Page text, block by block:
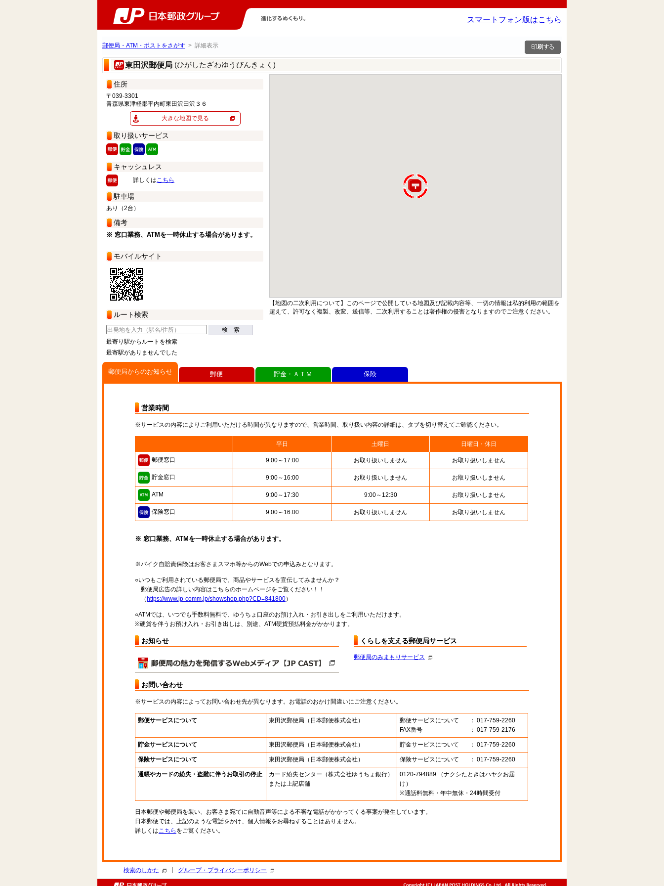
スマートフォン版はこちら
郵便局・ATM・ポストをさがす > 詳細表示
東田沢郵便局 (ひがしたざわゆうびんきょく)
住所
〒039-3301
青森県東津軽郡平内町東田沢田沢３６
大きな地図で見る
取り扱いサービス
キャッシュレス
詳しくはこちら
駐車場
あり（2台）
備考
※ 窓口業務、ATMを一時休止する場合があります。
モバイルサイト
ルート検索
検 索
最寄り駅からルートを検索
最寄駅がありませんでした
【地図の二次利用について】このページで公開している地図及び記載内容等、一切の情報は私的利用の範囲を
超えて、許可なく複製、改変、送信等、二次利用することは著作権の侵害となりますのでご注意ください。
郵便局からのお知らせ
営業時間
※サービスの内容によりご利用いただける時間が異なりますので、営業時間、取り扱い内容の詳細は、タブを切り替えてご確認ください。
平日 土曜日 日曜日・休日
郵便窓口 9:00～17:00 お取り扱いしません お取り扱いしません
貯金窓口 9:00～16:00 お取り扱いしません お取り扱いしません
ATM 9:00～17:30 9:00～12:30 お取り扱いしません
保険窓口 9:00～16:00 お取り扱いしません お取り扱いしません
※ 窓口業務、ATMを一時休止する場合があります。
※バイク自賠責保険はお客さまスマホ等からのWebでの申込みとなります。
○いつもご利用されている郵便局で、商品やサービスを宣伝してみませんか？
郵便局広告の詳しい内容はこちらのホームページをご覧ください！！
（ https://www.jp-comm.jp/showshop.php?CD=841800）
○ATMでは、いつでも手数料無料で、ゆうちょ口座のお預け入れ・お引き出しをご利用いただけます。
※硬貨を伴うお預け入れ・お引き出しは、別途、ATM硬貨預払料金がかかります。
お知らせ くらしを支える郵便局サービス
郵便局のみまもりサービス
お問い合わせ
※サービスの内容によってお問い合わせ先が異なります。お電話のおかけ間違いにご注意ください。
郵便サービスについて 東田沢郵便局 （日本郵便株式会社） 郵便サービスについて
： 017-759-2260
FAX番号
： 017-759-2176
貯金サービスについて 東田沢郵便局 （日本郵便株式会社） 貯金サービスについて ： 017-759-2260
保険サービスについて 東田沢郵便局 （日本郵便株式会社） 保険サービスについて ： 017-759-2260
通帳やカードの紛失・盗難に伴うお取引の停止 カード紛失センター （株式会社ゆうちょ銀行）
または上記店舗
0120-794889 （ナクシたときはハヤクお届
け）
※通話料無料・年中無休・24時間受付
日本郵便や郵便局を装い、お客さま宛てに自動音声等による不審な電話がかかってくる事案が発生しています。
日本郵便では、上記のような電話をかけ、個人情報をお尋ねすることはありません。
詳しくはこちら をご覧ください。
郵便 貯金・ＡＴＭ 保険
検索のしかた グループ・プライバシーポリシー